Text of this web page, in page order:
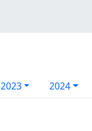
2023 2024